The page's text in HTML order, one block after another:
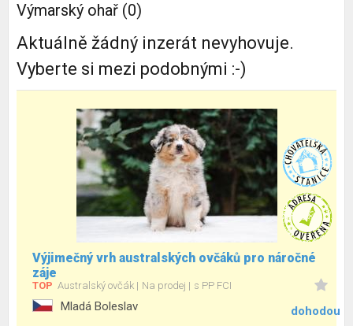
Výmarský ohař (0)
Aktuálně žádný inzerát nevyhovuje.
Vyberte si mezi podobnými :-)
Výjimečný vrh australských ovčáků pro náročné
záje
TOP Australský ovčák Na prodej s PP FCI
Mladá Boleslav dohodou